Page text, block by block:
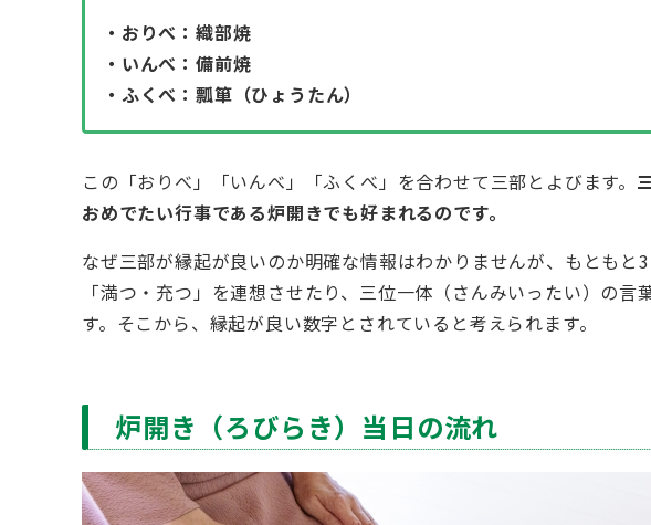
・おりべ：織部焼
・いんべ：備前焼
・ふくべ：瓢箪（ひょうたん）
この「おりべ」「いんべ」「ふくべ」を合わせて三部とよびます。
おめでたい行事である炉開きでも好まれるのです。
なぜ三部が縁起が良いのか明確な情報はわかりませんが、もともと
「満つ・充つ」を連想させたり、三位一体（さんみいったい）の
す。そこから、縁起が良い数字とされていると考えられます。
炉開き（ろびらき）当日の流れ